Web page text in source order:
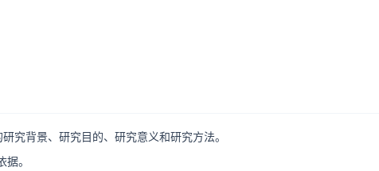
究背景、研究目的、研究意义和研究方法。
。